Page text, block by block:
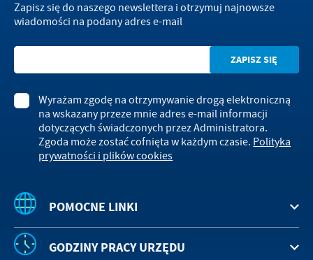
POMOCNE LINKI
Zapisz się do naszego newslettera i otrzymuj najnowsze
wiadomości na podany adres e-mail
Wyrażam zgodę na otrzymywanie drogą elektroniczną
na wskazany przeze mnie adres e-mail informacji
dotyczących świadczonych przez Administratora.
Zgoda może zostać cofnięta w każdym czasie. Polityka
prywatności i plików cookies
GODZINY PRACY URZĘDU